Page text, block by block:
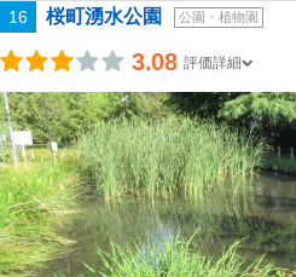
16 桜町湧水公園 公園・植物園
3.08 評価詳細